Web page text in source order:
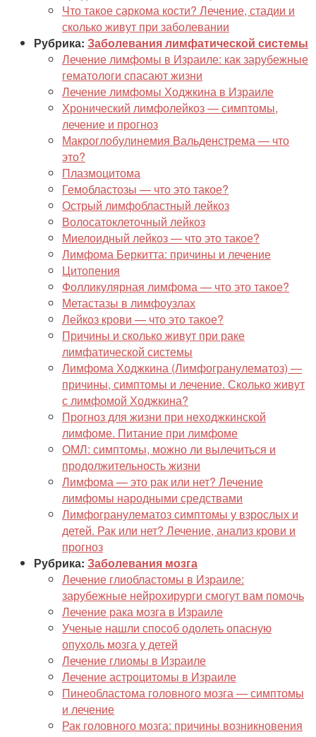
Что такое саркома кости? Лечение, стадии и
сколько живут при заболевании
Рубрика: Заболевания лимфатической системы
Лечение лимфомы в Израиле: как зарубежные
гематологи спасают жизни
Лечение лимфомы Ходжкина в Израиле
Хронический лимфолейкоз — симптомы,
лечение и прогноз
Макроглобулинемия Вальденстрема — что
это?
Плазмоцитома
Гемобластозы — что это такое?
Острый лимфобластный лейкоз
Волосатоклеточный лейкоз
Миелоидный лейкоз — что это такое?
Лимфома Беркитта: причины и лечение
Цитопения
Фолликулярная лимфома — что это такое?
Метастазы в лимфоузлах
Лейкоз крови — что это такое?
Причины и сколько живут при раке
лимфатической системы
Лимфома Ходжкина (Лимфогранулематоз) —
причины, симптомы и лечение. Сколько живут
с лимфомой Ходжкина?
Прогноз для жизни при неходжкинской
лимфоме. Питание при лимфоме
ОМЛ: симптомы, можно ли вылечиться и
продолжительность жизни
Лимфома — это рак или нет? Лечение
лимфомы народными средствами
Лимфогранулематоз симптомы у взрослых и
детей. Рак или нет? Лечение, анализ крови и
прогноз
Рубрика: Заболевания мозга
Лечение глиобластомы в Израиле:
зарубежные нейрохирурги смогут вам помочь
Лечение рака мозга в Израиле
Ученые нашли способ одолеть опасную
опухоль мозга у детей
Лечение глиомы в Израиле
Лечение астроцитомы в Израиле
Пинеобластома головного мозга — симптомы
и лечение
Рак головного мозга: причины возникновения